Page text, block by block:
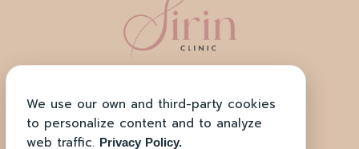
ถ. สุขาภิบาล​2 ตรงข้าม โรงพยาบาลสิรินธร
เปิดทำการทุกวัน เวลาบริการ 11.00 น. – 20.00 น.
We use our own and third-party cookies
to personalize content and to analyze
web traffic. Privacy Policy.